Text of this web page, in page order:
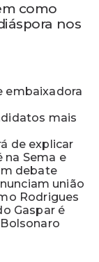
como
nos
embaixadora
mais
de explicar
na Sema e
debate
união
Rodrigues
Gaspar é